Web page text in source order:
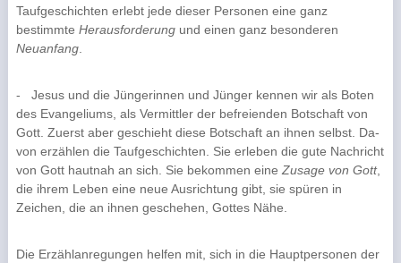
Taufgeschichten erlebt jede dieser Personen eine ganz
bestimmte Herausforderungund einen ganz besonderen
Neuanfang.
-
Jesus und die Jüngerinnen und Jünger kennen wir als Boten
des Evangeliums, als Vermittler der befreienden Botschaft von
Gott. Zuerst aber geschieht diese Botschaft an ihnen selbst. Da­
von erzählen die Taufgeschichten. Sie erleben die gute Nachricht
von Gott hautnah an sich. Sie bekommen eine Zusage von Gott,
die ihrem Leben eine neue Ausrichtung gibt, sie spüren in
Zeichen, die an ihnen geschehen, Gottes Nähe.
Die Erzählanregungen helfen mit, sich in die Hauptpersonen der